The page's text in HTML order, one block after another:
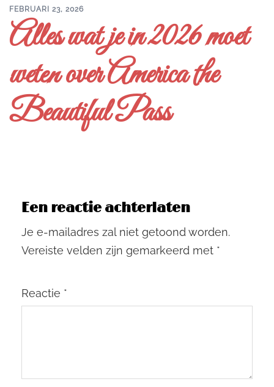
FEBRUARI 23, 2026
Alles wat je in 2026 moet
weten over America the
Beautiful Pass
Een reactie achterlaten
Je e-mailadres zal niet getoond worden.
Vereiste velden zijn gemarkeerd met *
Reactie *